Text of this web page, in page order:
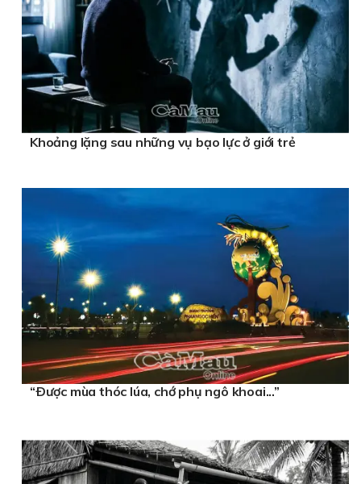
Khoảng lặng sau những vụ bạo lực ở giới trẻ
“Ðược mùa thóc lúa, chớ phụ ngô khoai...”